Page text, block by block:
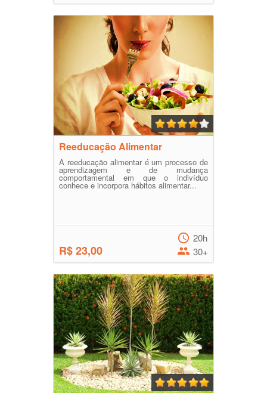
Reeducação Alimentar
A reeducação alimentar é um processo de
aprendizagem e de mudança
comportamental em que o indivíduo
conhece e incorpora hábitos alimentar...
R$ 23,00
20h
30+